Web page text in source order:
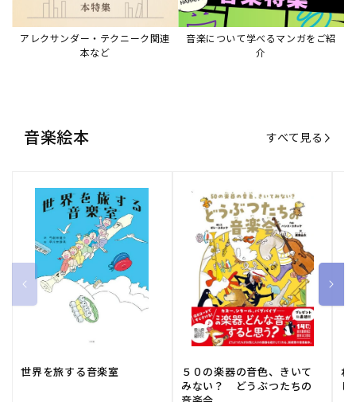
アレクサンダー・テクニーク関連
本など
音楽について学べるマンガをご紹
介
音楽絵本 すべて見る
世界を旅する音楽室
５０の楽器の音色、きいて
みない？ どうぶつたちの
ね